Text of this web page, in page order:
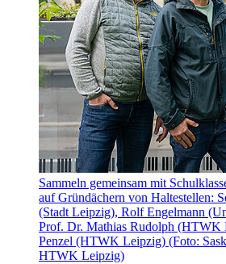
Sammeln gemeinsam mit
auf Gründächern von Haltestellen:
(Stadt Leipzig), Rolf Engelmann
Prof. Dr. Mathias Rudolph (HTWK
Penzel (HTWK Leipzig) (Foto:
HTWK Leipzig)